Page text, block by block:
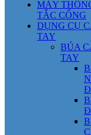
MÁY
TẮC CỐNG
DỤNG CỤ
TAY
BÚA
TAY